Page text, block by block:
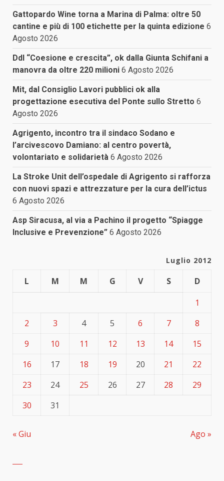
Gattopardo Wine torna a Marina di Palma: oltre 50
cantine e più di 100 etichette per la quinta edizione 6
Agosto 2026
Ddl “Coesione e crescita”, ok dalla Giunta Schifani a
manovra da oltre 220 milioni 6 Agosto 2026
Mit, dal Consiglio Lavori pubblici ok alla
progettazione esecutiva del Ponte sullo Stretto 6
Agosto 2026
Agrigento, incontro tra il sindaco Sodano e
l’arcivescovo Damiano: al centro povertà,
volontariato e solidarietà 6 Agosto 2026
La Stroke Unit dell’ospedale di Agrigento si rafforza
con nuovi spazi e attrezzature per la cura dell’ictus
6 Agosto 2026
Asp Siracusa, al via a Pachino il progetto “Spiagge
Inclusive e Prevenzione” 6 Agosto 2026
Luglio 2012
L M M G V S
D
1
2
3 4 5 6 7
8
9
10 11 12 13 14
15
16
17 18 19 20 21
22
23
24 25 26 27 28
29
30
31
« Giu Ago »